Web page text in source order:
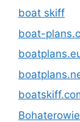
boat skiff
boat-